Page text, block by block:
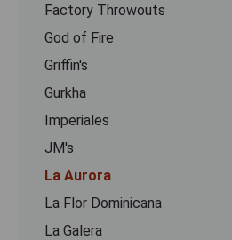
Factory Throwouts
God of Fire
Griffin's
Gurkha
Imperiales
JM's
La Aurora
La Flor Dominicana
La Galera